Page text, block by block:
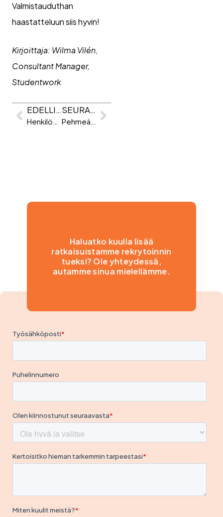
Valmistauduthan
haastatteluun siis hyvin!
Kirjoittaja: Wilma Vilén,
Consultant Manager,
Studentwork
EDELLINEN
Henkilöstövuokraus työkuorman tasaajana – Case Citec
SEURAAVA
Pehmeät taidot (eng. soft skills) luovat tulevaisuuden kilpailuetuja
Haluatko kuulla lisää
ratkaisuistamme rekrytoinnin
tueksi? Ole yhteydessä,
autamme sinua mielellämme.